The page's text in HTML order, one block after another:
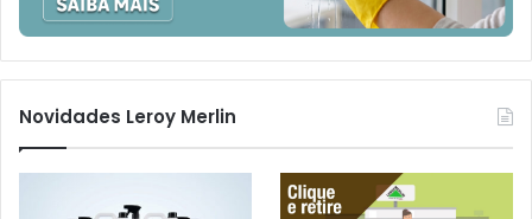
Novidades Leroy Merlin